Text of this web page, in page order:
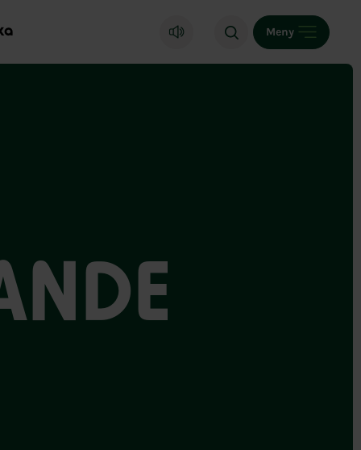
Meny